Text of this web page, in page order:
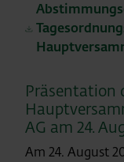
Präsentation
AG am 24.
Am 24. August